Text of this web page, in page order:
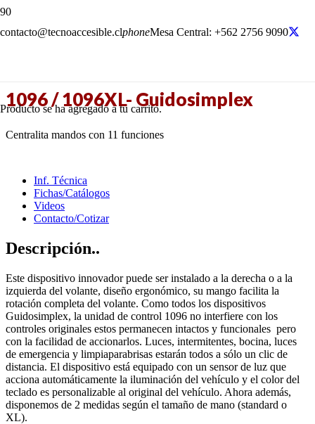
contacto@tecnoaccesible.clphoneMesa Central: +562 2756 9090
Productose ha agregado a tu carrito.
1096 / 1096XL- Guidosimplex
Centralita mandos con 11 funciones
Inf. Técnica
Fichas/Catálogos
Videos
Contacto/Cotizar
Descripción..
Este dispositivo innovador puede ser instalado a la derecha o a la
izquierda del volante, diseño ergonómico, su mango facilita la
rotación completa del volante. Como todos los dispositivos
Guidosimplex, la unidad de control 1096 no interfiere con los
controles originales estos permanecen intactos y funcionales pero
con la facilidad de accionarlos. Luces, intermitentes, bocina, luces
de emergencia y limpiaparabrisas estarán todos a sólo un clic de
distancia. El dispositivo está equipado con un sensor de luz que
acciona automáticamente la iluminación del vehículo y el color del
teclado es personalizable al original del vehículo. Ahora además,
disponemos de 2 medidas según el tamaño de mano (standard o
XL).